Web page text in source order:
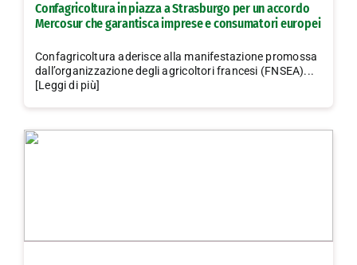
Confagricoltura in piazza a Strasburgo per un accordo
Mercosur che garantisca imprese e consumatori europei
Confagricoltura aderisce alla manifestazione promossa
dall’organizzazione degli agricoltori francesi (FNSEA)...
[Leggi di più]